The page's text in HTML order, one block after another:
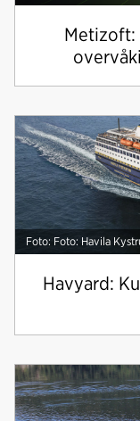
Metizoft:
Foto: Foto: Havila
Havyard: